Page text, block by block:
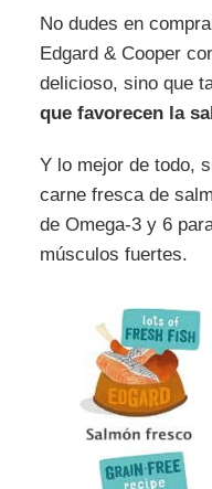
No dudes en
Edgard & Cooper
delicioso, sino que
que favorecen la
Y lo mejor de todo,
carne fresca de
de Omega-3 y 6
músculos fuertes.